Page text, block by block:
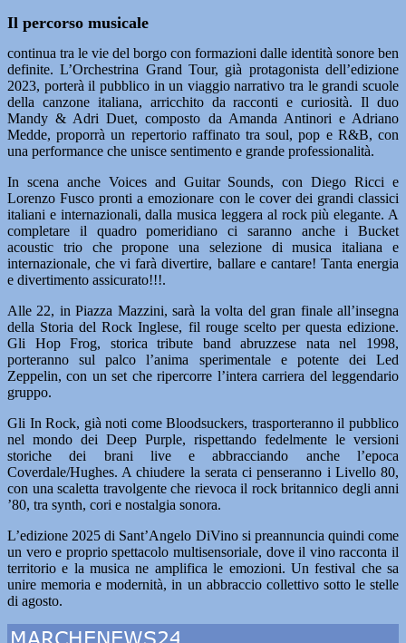
Il percorso musicale
continua tra le vie del borgo con formazioni dalle identità sonore ben
definite. L’Orchestrina Grand Tour, già protagonista dell’edizione
2023, porterà il pubblico in un viaggio narrativo tra le grandi scuole
della canzone italiana, arricchito da racconti e curiosità. Il duo
Mandy & Adri Duet, composto da Amanda Antinori e Adriano
Medde, proporrà un repertorio raffinato tra soul, pop e R&B, con
una performance che unisce sentimento e grande professionalità.
In scena anche Voices and Guitar Sounds, con Diego Ricci e
Lorenzo Fusco pronti a emozionare con le cover dei grandi classici
italiani e internazionali, dalla musica leggera al rock più elegante. A
completare il quadro pomeridiano ci saranno anche i Bucket
acoustic trio che propone una selezione di musica italiana e
internazionale, che vi farà divertire, ballare e cantare! Tanta energia
e divertimento assicurato!!!.
Alle 22, in Piazza Mazzini, sarà la volta del gran finale all’insegna
della Storia del Rock Inglese, fil rouge scelto per questa edizione.
Gli Hop Frog, storica tribute band abruzzese nata nel 1998,
porteranno sul palco l’anima sperimentale e potente dei Led
Zeppelin, con un set che ripercorre l’intera carriera del leggendario
gruppo.
Gli In Rock, già noti come Bloodsuckers, trasporteranno il pubblico
nel mondo dei Deep Purple, rispettando fedelmente le versioni
storiche dei brani live e abbracciando anche l’epoca
Coverdale/Hughes. A chiudere la serata ci penseranno i Livello 80,
con una scaletta travolgente che rievoca il rock britannico degli anni
’80, tra synth, cori e nostalgia sonora.
L’edizione 2025 di Sant’Angelo DiVino si preannuncia quindi come
un vero e proprio spettacolo multisensoriale, dove il vino racconta il
territorio e la musica ne amplifica le emozioni. Un festival che sa
unire memoria e modernità, in un abbraccio collettivo sotto le stelle
di agosto.